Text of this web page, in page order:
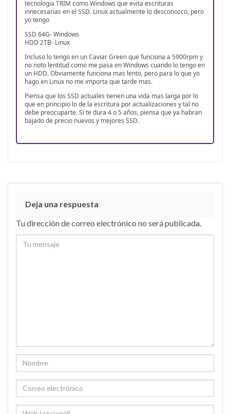
tecnologia TRIM como Windows que evita escrituras
innecesarias en el SSD. Linux actualmente lo desconozco, pero
yo tengo
SSD 64G- Windows
HDD 2TB- Linux
Incluso lo tengo en un Caviar Green que funciona a 5900rpm y
no noto lentitud como me pasa en Windows cuando lo tengo en
un HDD. Obviamente funciona mas lento, pero para lo que yo
hago en Linux no me importa que tarde mas.
Piensa que los SSD actuales tienen una vida mas larga por lo
que en principio lo de la escritura por actualizaciones y tal no
debe preocuparte. Si te dura 4 o 5 años, piensa que ya habran
bajado de precio nuevos y mejores SSD.
Deja una respuesta
Tu dirección de correo electrónico no será publicada.